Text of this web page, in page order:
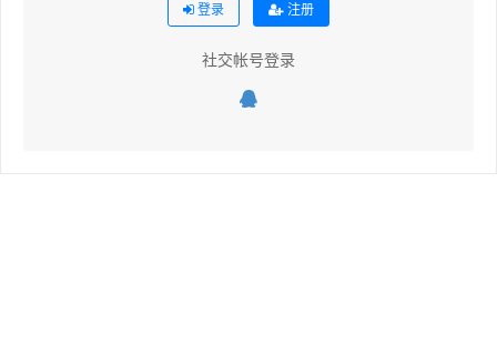
登录 注册
社交帐号登录